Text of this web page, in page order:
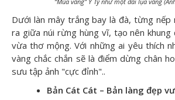
Dưới làn mây trắng bay là đà, từng nếp
ra giữa núi rừng hùng vĩ, tạo nên khung
vừa thơ mộng. Với những ai yêu thích
vàng chắc chắn sẽ là điểm dừng chân
sưu tập ảnh "cực đỉnh"..
Bản Cát Cát – Bản làng đẹp